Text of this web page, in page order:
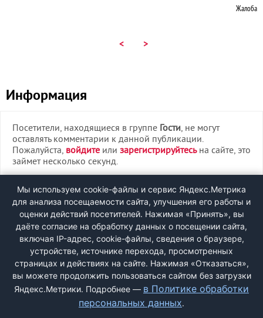
Жалоба
< >
Информация
Посетители, находящиеся в группе Гости, не могут
оставлять комментарии к данной публикации.
Пожалуйста, войдите или зарегистрируйтесьна сайте, это
займет несколько секунд.
ВХОД
РЕГИСТРАЦИЯ
Быстрая регистрациячерез соцсети:
Мы используем cookie-файлы и сервис Яндекс.Метрика
для анализа посещаемости сайта, улучшения его работы и
оценки действий посетителей. Нажимая «Принять», вы
даёте согласие на обработку данных о посещении сайта,
включая IP-адрес, cookie-файлы, сведения о браузере,
устройстве, источнике перехода, просмотренных
страницах и действиях на сайте. Нажимая «Отказаться»,
вы можете продолжить пользоваться сайтом без загрузки
Яндекс.Метрики. Подробнее — в Политике обработки
персональных данных.